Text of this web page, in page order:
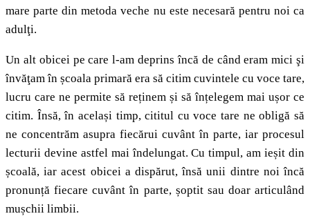
mare parte din metoda veche nu este necesară pentru noi ca
adulţi.
Un alt obicei pe care l-am deprins încă de când eram mici şi
învăţam în școala primară era să citim cuvintele cu voce tare,
lucru care ne permite să reținem și să înțelegem mai ușor ce
citim. Însă, în același timp, cititul cu voce tare ne obligă să
ne concentrăm asupra fiecărui cuvânt în parte, iar procesul
lecturii devine astfel mai îndelungat. Cu timpul, am ieșit din
școală, iar acest obicei a dispărut, însă unii dintre noi încă
pronunță fiecare cuvânt în parte, șoptit sau doar articulând
mușchii limbii.